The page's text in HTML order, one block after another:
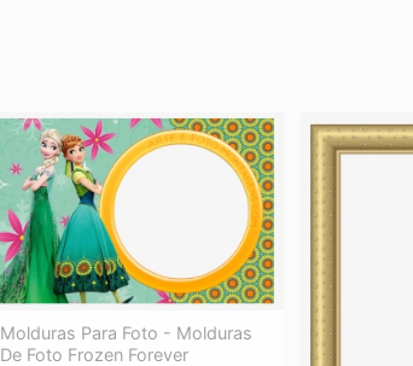
Molduras Para Foto - Molduras
De Foto Frozen Forever